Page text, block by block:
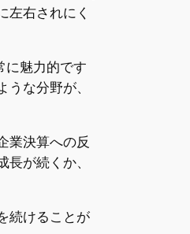
左右されにく
に魅力的です
な分野が、
業決算への反
が続くか、
続けることが